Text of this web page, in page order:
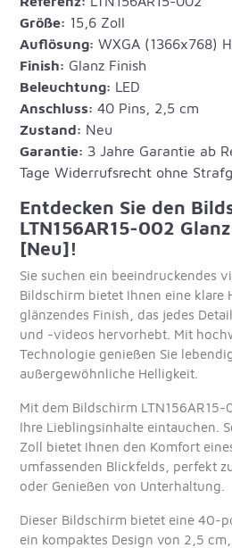
Größe: 15,6 Zoll
Auflösung: WXGA (1366x768)
Finish: Glanz Finish
Beleuchtung: LED
Anschluss: 40 Pins, 2,5 cm
Zustand: Neu
Garantie: 3 Jahre Garantie ab
Tage Widerrufsrecht ohne
Entdecken Sie den
LTN156AR15-002
[Neu]!
Sie suchen ein beeindruckendes
Bildschirm bietet Ihnen eine klare
glänzendes Finish, das jedes
und -videos hervorhebt. Mit
Technologie genießen Sie
außergewöhnliche Helligkeit.
Mit dem Bildschirm
Ihre Lieblingsinhalte eintauchen.
Zoll bietet Ihnen den Komfort
umfassenden Blickfelds, perfekt
oder Genießen von Unterhaltung.
Dieser Bildschirm bietet eine 40-
ein kompaktes Design von 2,5